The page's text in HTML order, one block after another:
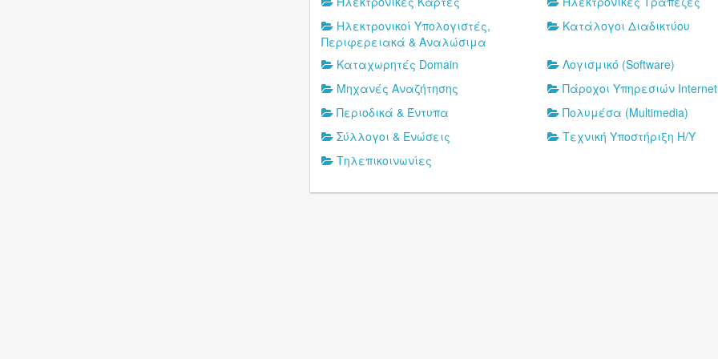
Ηλεκτρονικοί Υπολογιστές,
Περιφερειακά & Αναλώσιμα
Κατάλογοι Διαδικτύου
Καταχωρητές Domain
Λογισμικό (Software)
Μηχανές Αναζήτησης
Πάροχοι Υπηρεσιών
Περιοδικά & Έντυπα
Πολυμέσα (Multimedia)
Σύλλογοι & Ενώσεις
Τεχνική Υποστήριξη Η/Υ
Τηλεπικοινωνίες